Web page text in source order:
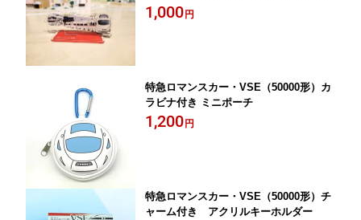
E＋ロマンスカーミュージアム）
1,000 円
特急ロマンスカー・VSE（50000形）カ
ラビナ付き ミニポーチ
1,200 円
特急ロマンスカー・VSE（50000形）チ
ャーム付き アクリルキーホルダー